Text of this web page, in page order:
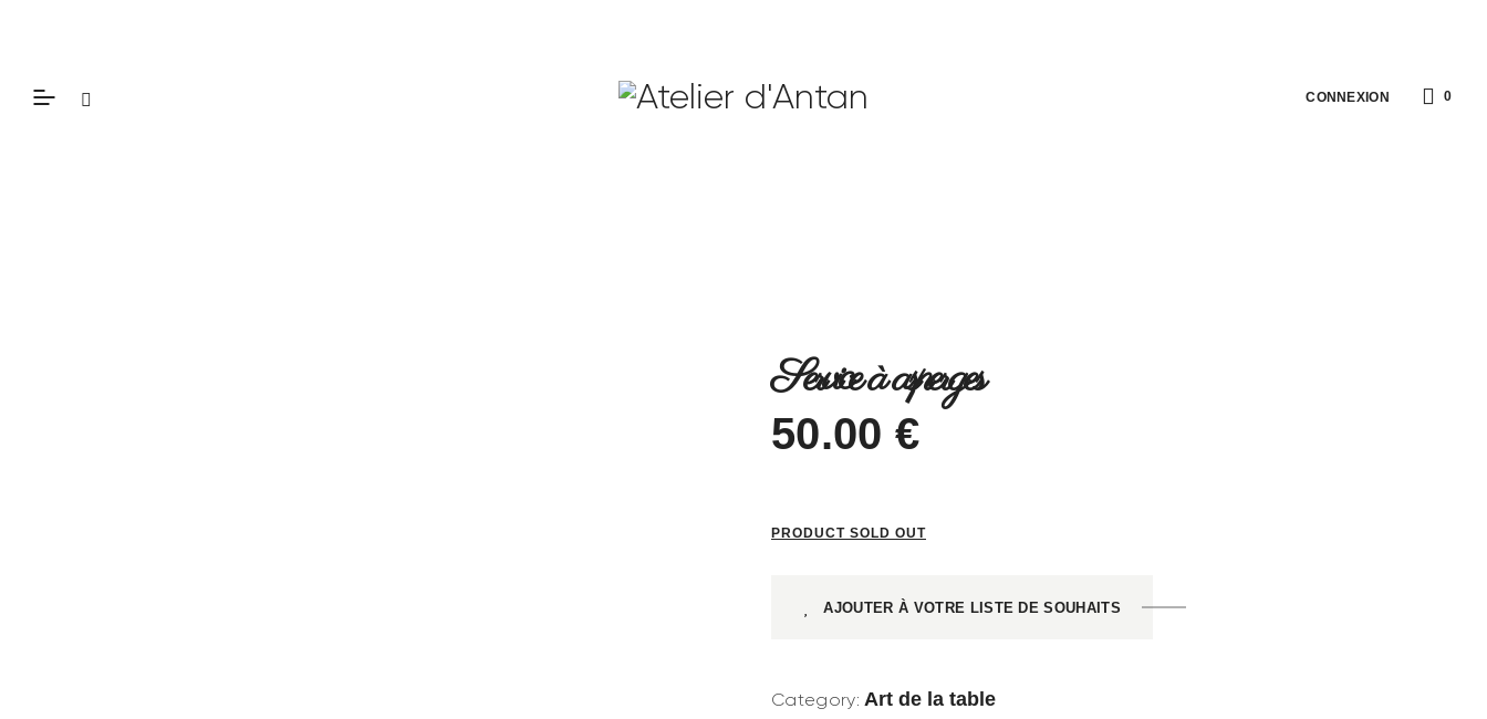
CONNEXION 0
Service à asperges
50.00 €
PRODUCT SOLD OUT
AJOUTER À VOTRE LISTE DE SOUHAITS
Category:Art de la table